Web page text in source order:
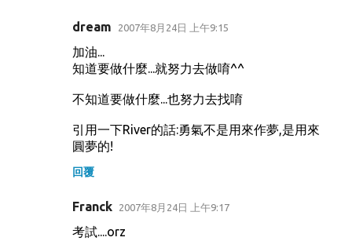
dream 2007年8月24日 上午9:15
加油...
知道要做什麼...就努力去做唷^^
不知道要做什麼...也努力去找唷
引用一下River的話:勇氣不是用來作夢,是用來
圓夢的!
回覆
Franck 2007年8月24日 上午9:17
考試....orz